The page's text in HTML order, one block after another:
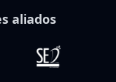
aliados